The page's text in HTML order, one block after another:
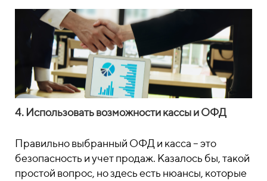
4. Использовать возможности кассы и ОФД
Правильно выбранный ОФД и касса – это
безопасность и учет продаж. Казалось бы, такой
простой вопрос, но здесь есть нюансы, которые